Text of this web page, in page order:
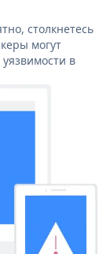
столкнетесь
могут
в